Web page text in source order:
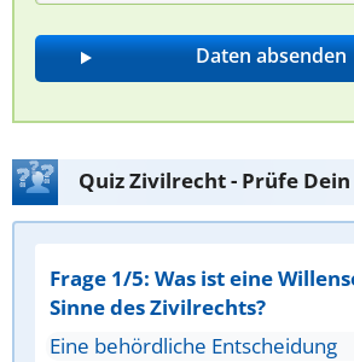
Quiz Zivilrecht - Prüfe
Frage 1/5: Was ist eine
Sinne des Zivilrechts?
Eine behördliche Entscheidung